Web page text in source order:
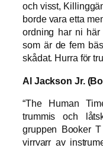
och visst,
borde vara etta
ordning har ni
som är de fem
skådat. Hurra för
Al Jackson Jr.
“The Human
trummis och
gruppen Booker
virrvarr av